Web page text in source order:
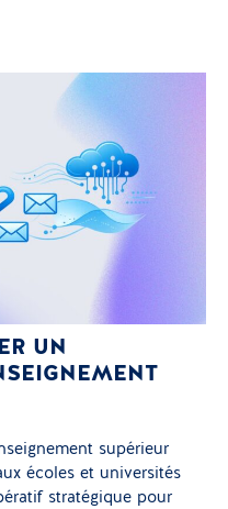
UN
supérieur
écoles et universités
stratégique pour